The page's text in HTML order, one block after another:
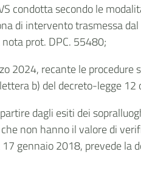
condotta secondo le
di intervento trasmessa
prot. DPC. 55480;
2024, recante le
b) del decreto-legge
dagli esiti dei
non hanno il valore di
gennaio 2018, prevede la